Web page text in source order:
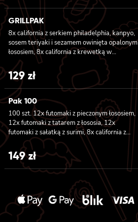
GRILLPAK
8x california z serkiem philadelphia, kanpyo,
sosem teriyaki i sezamem owinięta opalonym
łososiem, 8x california z krewetką w
tempurze, majonezem lekko pikantnym,
ogórkiem, sezamem i masago, 6x futomaki z
pieczonym łososiem, serkiem philadelphia,
awokado, ogórkiem, kanpyo i sałatą, sosem
teriyaki i sezamem, 6x futomaki z surimi,
kanpyo i ogórkiem, 6x futomaki z krewetką w
tempurze, ogórkiem, sałatą i majonezem
lekko pikantnym, 8x maki z ogórkiem
129 zł
Pak 100
100 szt. 12x futomaki z pieczonym łososiem,
12x futomaki z tatarem z łososia, 12x
futomaki z sałatką z surimi, 8x california z
tuńczykiem, 8x california z pieczonym
łososiem, 8x california z krewetką w
tempurze, 8x maki z ogórkiem, 8x maki z
oshinko, 8x maki z surimi, 8x maki z łososiem,
149zł